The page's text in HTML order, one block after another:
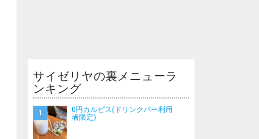
サイゼリヤの裏メニューラ
ンキング
0円カルピス(ドリンクバー利用
者限定)